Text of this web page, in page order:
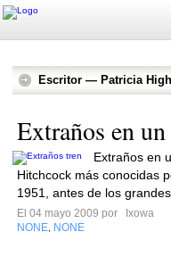
Escritor — Patricia
Extraños en
Extraños en
Hitchcock más conocidas
1951, antes de los
El 04 mayo 2009 por
Ixowa
NONE NONE